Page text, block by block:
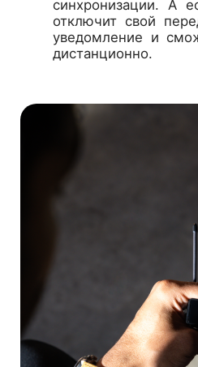
синхронизации. А
отключит свой
уведомление и
дистанционно.